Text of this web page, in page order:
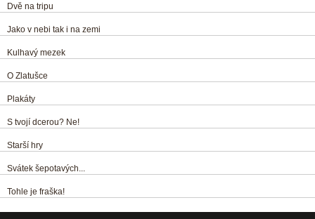
Dvě na tripu
Jako v nebi tak i na zemi
Kulhavý mezek
O Zlatušce
Plakáty
S tvojí dcerou? Ne!
Starší hry
Svátek šepotavých...
Tohle je fraška!